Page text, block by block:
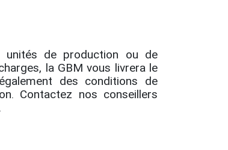
unités de production ou de
la GBM vous livrera le
des conditions de
Contactez nos conseillers